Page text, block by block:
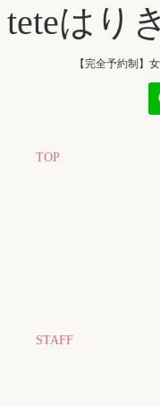
teteはり
【完全予約制】
TOP
STAFF